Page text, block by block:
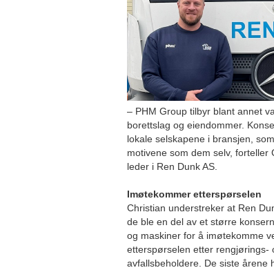
– PHM Group tilbyr blant annet
borettslag og eiendommer.
lokale selskapene i bransjen,
motivene som dem selv,
leder i Ren Dunk AS.
Imøtekommer etterspørselen
Christian understreker at Ren
de ble en del av et større
og maskiner for å imøtekomme
etterspørselen etter rengjørings-
avfallsbeholdere. De siste årene